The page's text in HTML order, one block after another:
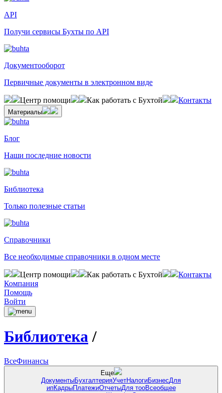
API
Получи сервисы Бухты по API
Документооборот
Первичные документы в электронном виде
Центр помощи Как работать с Бухтой Контакты
Материалы
Блог
Наши последние новости
Библиотека
Только полезные статьи
Справочники
Все необходимые справочники в одном месте
Центр помощи Как работать с Бухтой
Контакты
Компания
Помощь
Войти
Библиотека/
ВсеФинансы
Еще
ДокументыБухгалтерияУчетНалогиБизнесДля
ипКадрыПлатежиОтчетыДля тооВсеобщее